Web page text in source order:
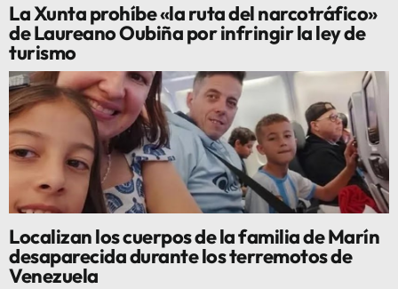
La Xunta prohíbe «la ruta del narcotráfico»
de Laureano Oubiña por infringir la ley de
turismo
Localizan los cuerpos de la familia de Marín
desaparecida durante los terremotos de
Venezuela